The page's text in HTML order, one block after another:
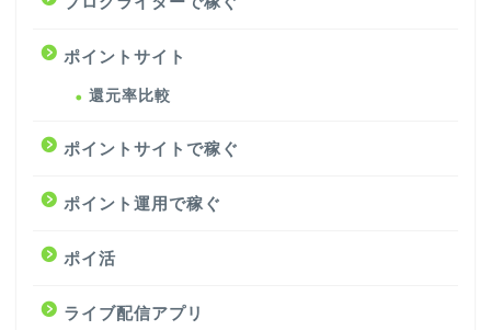
ポイントサイト
還元率比較
ポイントサイトで稼ぐ
ポイント運用で稼ぐ
ポイ活
ライブ配信アプリ